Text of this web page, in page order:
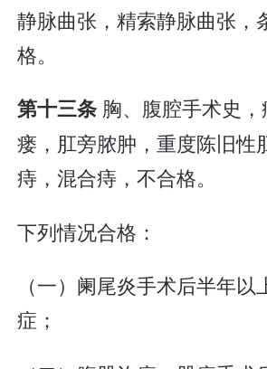
静脉曲张，精索静脉曲张，
格。
第十三条 胸、腹腔手术史
瘘，肛旁脓肿，重度陈旧性
痔，混合痔，不合格。
下列情况合格：
（一）阑尾炎手术后半年以
症；